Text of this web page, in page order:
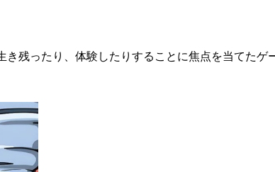
残ったり、体験したりすることに焦点を当てたゲ